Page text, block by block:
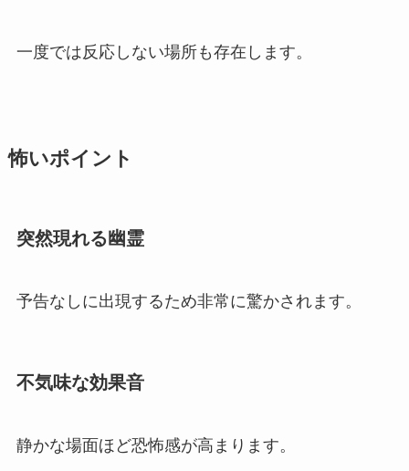
一度では反応しない場所も存在します。
怖いポイント
突然現れる幽霊
予告なしに出現するため非常に驚かされます。
不気味な効果音
静かな場面ほど恐怖感が高まります。